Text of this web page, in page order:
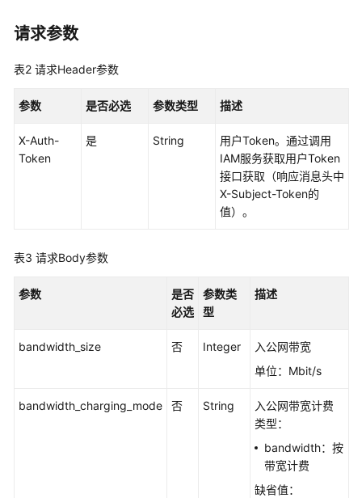
读
API
如
何
专
专
分
请求参数
表2 请求Header参数
参数 是否必选 参数类型 描述
X-Auth-
Token
是 String
用户Token。通过调用
IAM服务获取用户Token
接口获取（响应消息头中
X-Subject-Token的
值）。
表3 请求Body参数
参数
是否
必选
参数类
型
描述
bandwidth_size 否 Integer
入公网带宽
单位：Mbit/s
bandwidth_charging_mode 否 String
入公网带宽计费
类型：
bandwidth：按
带宽计费
缺省值：